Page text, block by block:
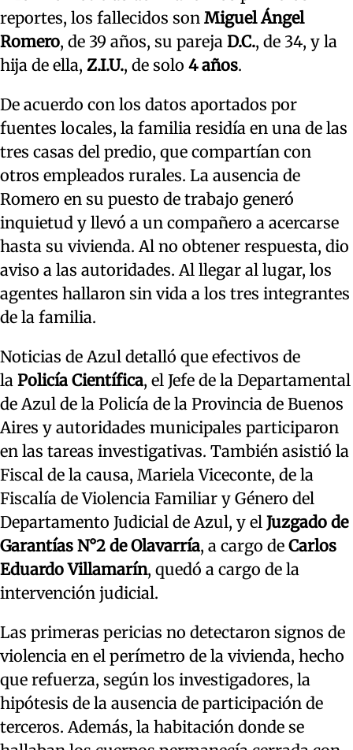
reportes, los fallecidos son Miguel Ángel
Romero, de 39 años, su pareja D.C., de 34, y la
hija de ella, Z.I.U., de solo 4 años.
De acuerdo con los datos aportados por
fuentes locales, la familia residía en una de las
tres casas del predio, que compartían con
otros empleados rurales. La ausencia de
Romero en su puesto de trabajo generó
inquietud y llevó a un compañero a acercarse
hasta su vivienda. Al no obtener respuesta, dio
aviso a las autoridades. Al llegar al lugar, los
agentes hallaron sin vida a los tres integrantes
de la familia.
Noticias de Azul detalló que efectivos de
la Policía Científica, el Jefe de la Departamental
de Azul de la Policía de la Provincia de Buenos
Aires y autoridades municipales participaron
en las tareas investigativas. También asistió la
Fiscal de la causa, Mariela Viceconte, de la
Fiscalía de Violencia Familiar y Género del
Departamento Judicial de Azul, y el Juzgado de
Garantías N°2 de Olavarría, a cargo de Carlos
Eduardo Villamarín, quedó a cargo de la
intervención judicial.
Las primeras pericias no detectaron signos de
violencia en el perímetro de la vivienda, hecho
que refuerza, según los investigadores, la
hipótesis de la ausencia de participación de
terceros. Además, la habitación donde se